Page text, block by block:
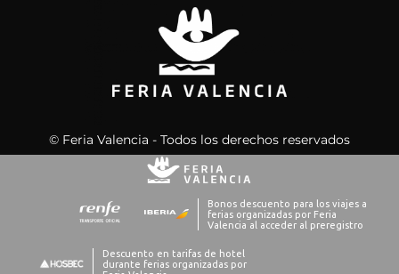
© Feria Valencia - Todos los derechos reservados